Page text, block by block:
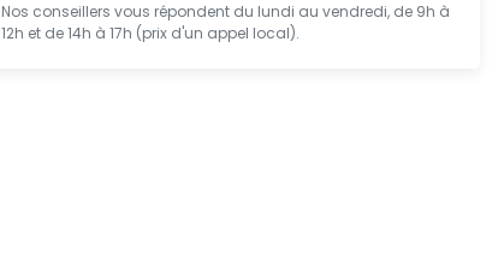
Nos conseillers vous répondent du lundi au vendredi, de 9h à
12h et de 14h à 17h (prix d'un appel local).